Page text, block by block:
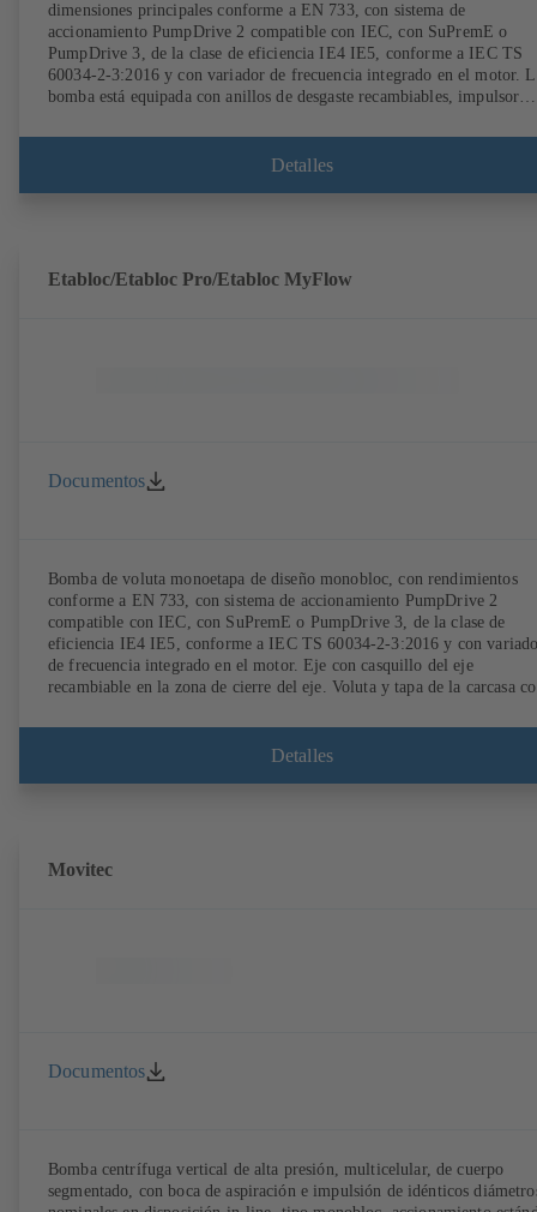
dimensiones principales conforme a EN 733, con sistema de
accionamiento PumpDrive 2 compatible con IEC, con SuPremE o
PumpDrive 3, de la clase de eficiencia IE4 IE5, conforme a IEC TS
60034-2-3:2016 y con variador de frecuencia integrado en el motor.
bomba está equipada con anillos de desgaste recambiables, impulsor
según EN 12756, eje con casquillo protector intercambiable en la zona
del cierre de eje. El diseño «back pull-out» permite un desmontaje del
Muy adelantada a las exigencias de eficiencia de la directiva ErP.
Detalles
Etabloc/Etabloc Pro/Etabloc MyFlow
Documentos
Bomba de voluta monoetapa de diseño monobloc, con rendimientos
conforme a EN 733, con sistema de accionamiento PumpDrive 2
compatible con IEC, con SuPremE o PumpDrive 3, de la clase de
eficiencia IE4 IE5, conforme a IEC TS 60034-2-3:2016 y con
de frecuencia integrado en el motor. Eje con casquillo del eje
recambiable en la zona de cierre del eje. Voluta y tapa de la carcasa
soldados en las ejecuciones B, C y S. Los puntos de montaje son
conformes a IEC 60072; las dimensiones de la superficie envolvente
Detalles
Movitec
Documentos
Bomba centrífuga vertical de alta presión, multicelular, de cuerpo
segmentado, con boca de aspiración e impulsión de idénticos